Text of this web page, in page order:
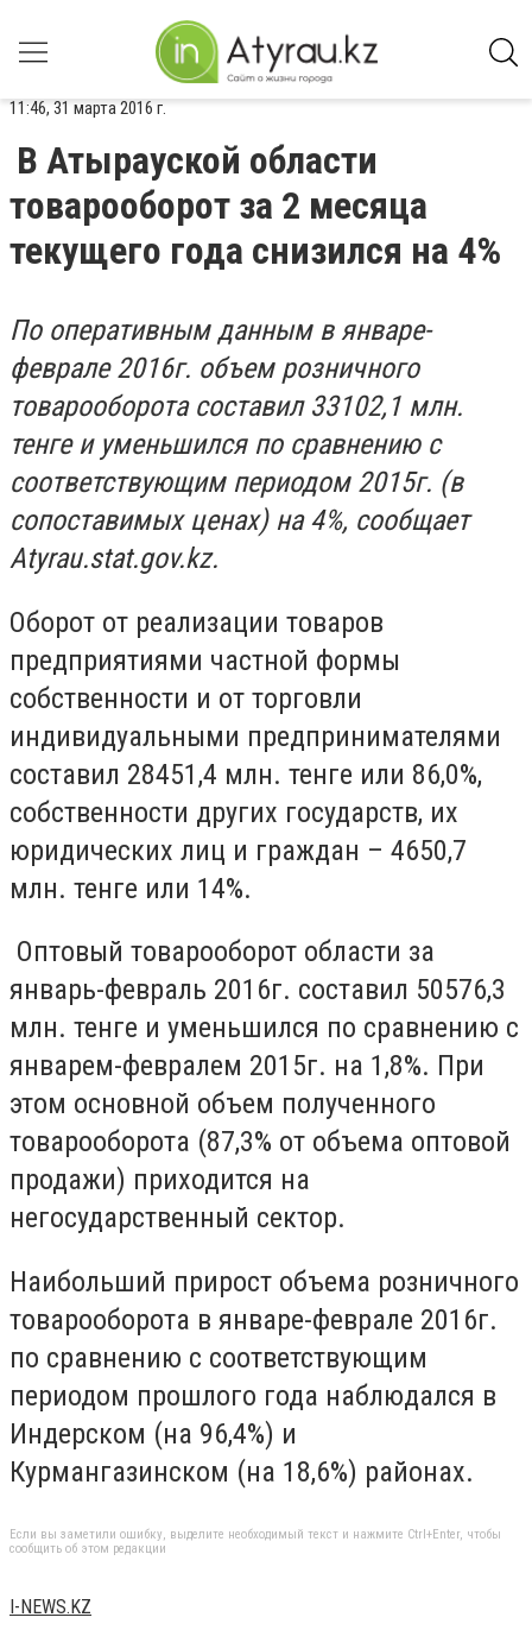
11:46, 31 марта 2016 г.
В Атырауской области
товарооборот за 2 месяца
текущего года снизился на 4%
По оперативным данным в январе-
феврале 2016г. объем розничного
товарооборота составил 33102,1 млн.
тенге и уменьшился по сравнению с
соответствующим периодом 2015г. (в
сопоставимых ценах) на 4%, сообщает
Аtyrau.stat.gov.kz.
Оборот от реализации товаров
предприятиями частной формы
собственности и от торговли
индивидуальными предпринимателями
составил 28451,4 млн. тенге или 86,0%,
собственности других государств, их
юридических лиц и граждан – 4650,7
млн. тенге или 14%.
Оптовый товарооборот области за
январь-февраль 2016г. составил 50576,3
млн. тенге и уменьшился по сравнению с
январем-февралем 2015г. на 1,8%. При
этом основной объем полученного
товарооборота (87,3% от объема оптовой
продажи) приходится на
негосударственный сектор.
Наибольший прирост объема розничного
товарооборота в январе-феврале 2016г.
по сравнению с соответствующим
периодом прошлого года наблюдался в
Индерском (на 96,4%) и
Курмангазинском (на 18,6%) районах.
Если вы заметили ошибку, выделите необходимый текст и нажмите Ctrl+Enter, чтобы
сообщить об этом редакции
I-NEWS.KZ